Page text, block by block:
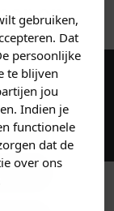
gebruiken,
Dat
persoonlijke
te blijven
jou
Indien je
functionele
dat de
over ons
5%
op